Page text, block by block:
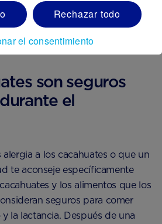
son seguros
el
a los cacahuates o que un
te aconseje específicamente
y los alimentos que los
seguros para comer
la lactancia. Después de una
Rechazar todo
el consentimiento